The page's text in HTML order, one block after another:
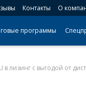
Контакты О
программы
в лизинг с выгодой от